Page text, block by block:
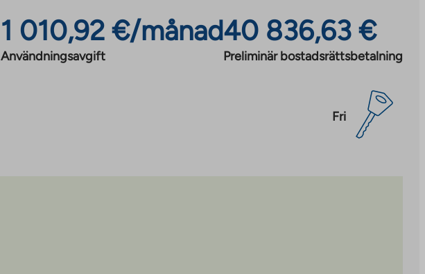
1 010,92 €/månad
Användningsavgift
40 836,63 €
Preliminär bostadsrättsbetalning
Fri